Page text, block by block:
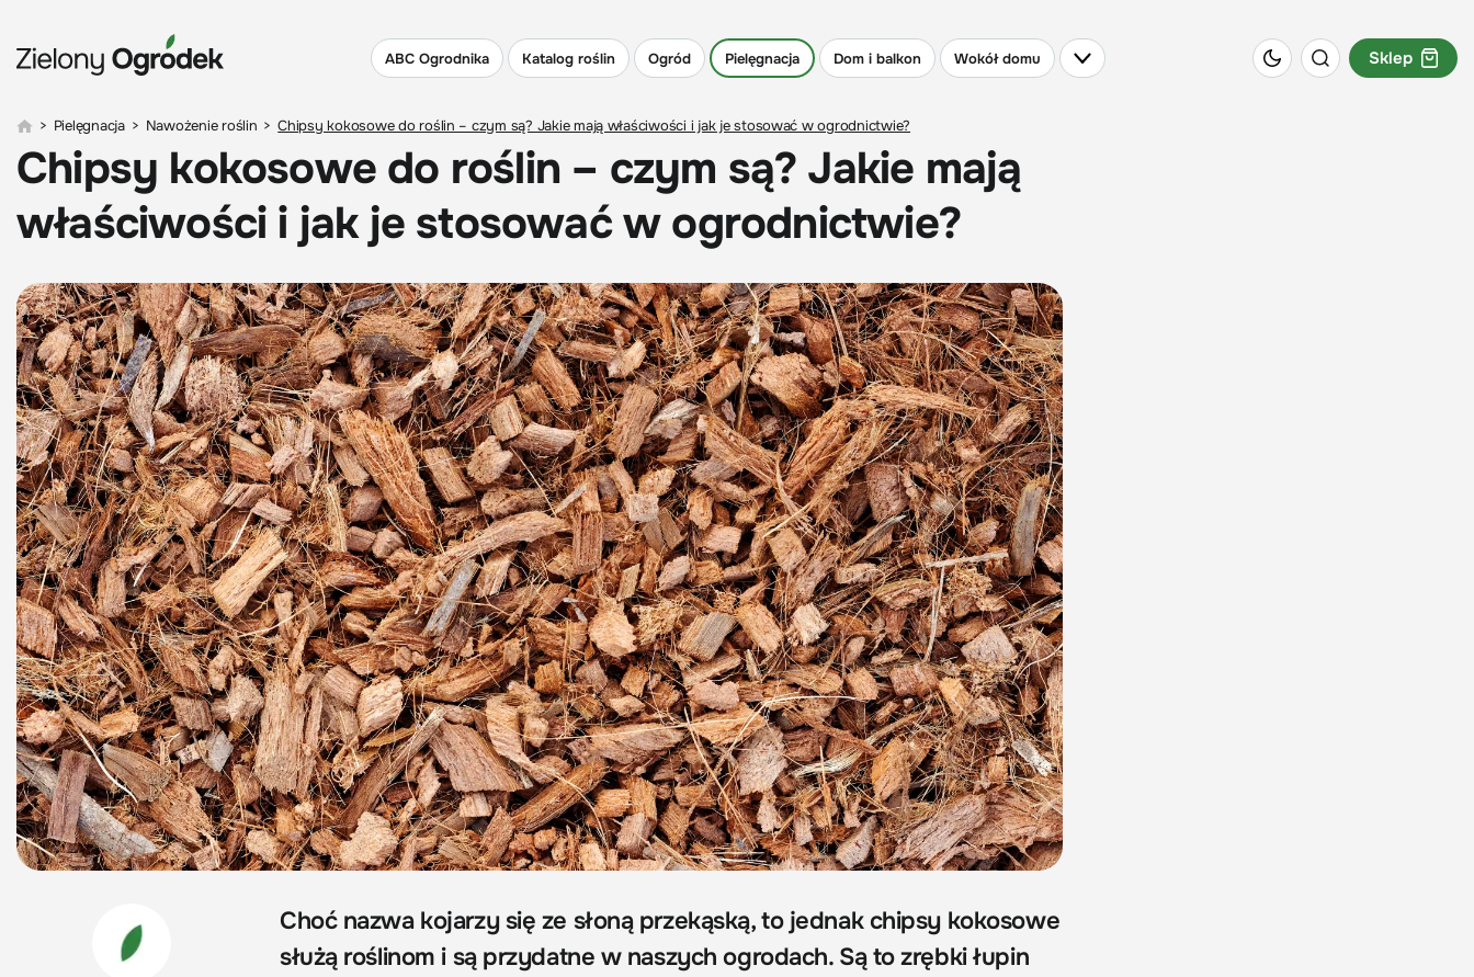
ABC Ogrodnika Katalog roślin Ogród Pielęgnacja Dom i balkon Wokół domu Sklep
> Pielęgnacja > Nawożenie roślin > Chipsy kokosowe do roślin – czym są? Jakie mają właściwości i jak je stosować w ogrodnictwie?
Chipsy kokosowe do roślin – czym są? Jakie mają
właściwości i jak je stosować w ogrodnictwie?
Choć nazwa kojarzy się ze słoną przekąską, to jednak chipsy kokosowe
służą roślinom i są przydatne w naszych ogrodach. Są to zrębki łupin